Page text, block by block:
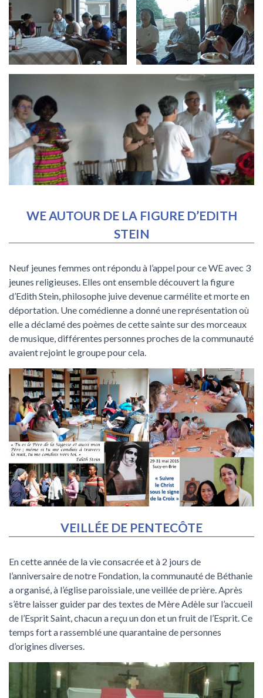
WE AUTOUR DE LA FIGURE D’EDITH
STEIN
Neuf jeunes femmes ont répondu à l’appel pour ce WE avec 3
jeunes religieuses. Elles ont ensemble découvert la figure
d’Edith Stein, philosophe juive devenue carmélite et morte en
déportation. Une comédienne a donné une représentation où
elle a déclamé des poèmes de cette sainte sur des morceaux
de musique, différentes personnes proches de la communauté
avaient rejoint le groupe pour cela.
VEILLÉE DE PENTECÔTE
En cette année de la vie consacrée et à 2 jours de
l’anniversaire de notre Fondation, la communauté de Béthanie
a organisé, à l’église paroissiale, une veillée de prière. Après
s’être laisser guider par des textes de Mère Adèle sur l’accueil
de l’Esprit Saint, chacun a reçu un don et un fruit de l’Esprit. Ce
temps fort a rassemblé une quarantaine de personnes
d’origines diverses.